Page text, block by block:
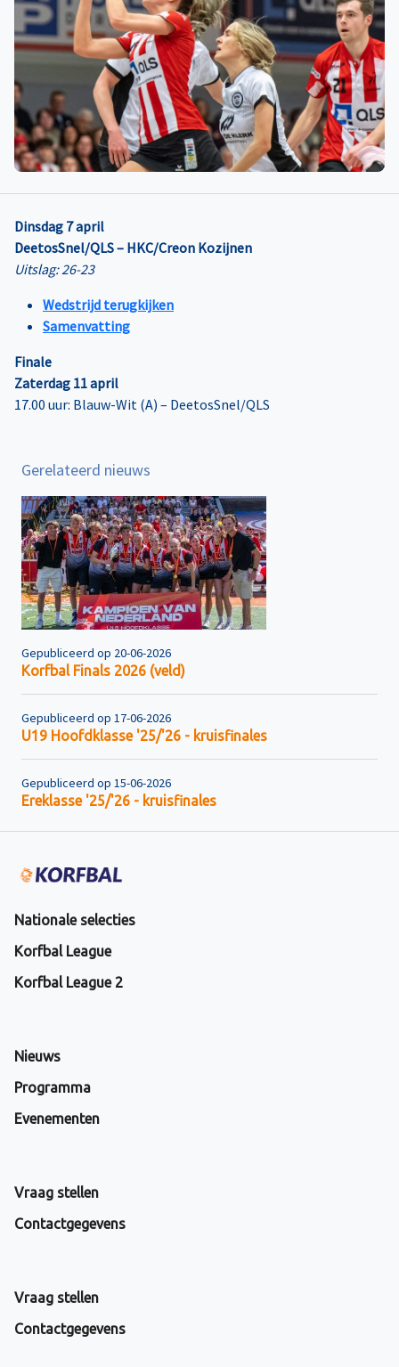
Dinsdag 7 april
DeetosSnel/QLS – HKC/Creon Kozijnen
Uitslag: 26-23
Wedstrijd terugkijken
Samenvatting
Finale
Zaterdag 11 april
17.00 uur: Blauw-Wit (A) – DeetosSnel/QLS
Gerelateerd nieuws
Gepubliceerd op 20-06-2026
Korfbal Finals 2026 (veld)
Gepubliceerd op 17-06-2026
U19 Hoofdklasse '25/'26 - kruisfinales
Gepubliceerd op 15-06-2026
Ereklasse '25/'26 - kruisfinales
Nationale selecties
Korfbal League
Korfbal League 2
Nieuws
Programma
Evenementen
Vraag stellen
Contactgegevens
Vraag stellen
Contactgegevens